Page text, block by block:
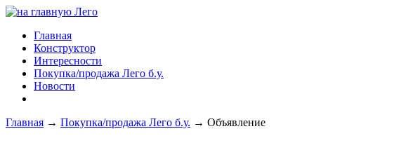
Главная
Конструктор
Интересности
Покупка/продажа Лего б.у.
Новости
Главная → Покупка/продажа Лего б.у. → Объявление